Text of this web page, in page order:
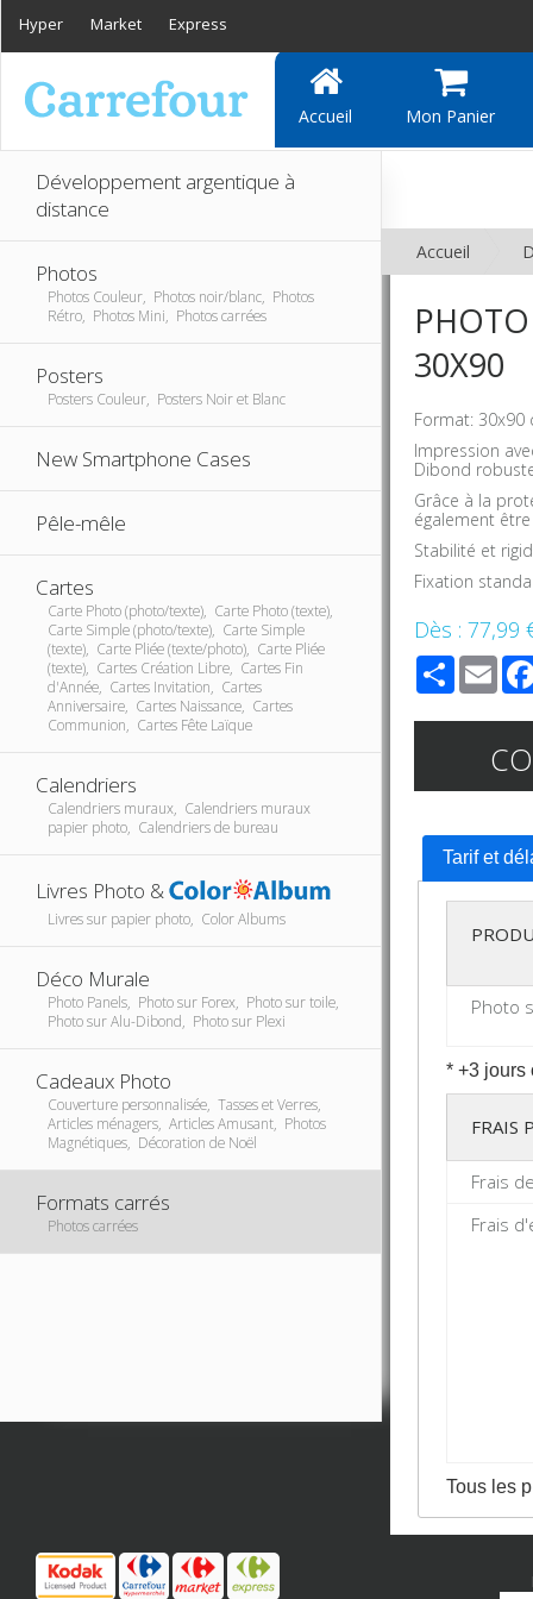
Hyper Market Express
Accueil Mon Panier
Développement argentique à
distance
Photos
Photos Couleur, Photos noir/blanc, Photos
Rétro, Photos Mini, Photos carrées
Posters
Posters Couleur, Posters Noir et Blanc
New Smartphone Cases
Pêle-mêle
Cartes
Carte Photo (photo/texte), Carte Photo (texte),
Carte Simple (photo/texte), Carte Simple
(texte), Carte Pliée (texte/photo), Carte Pliée
(texte), Cartes Création Libre, Cartes Fin
d'Année, Cartes Invitation, Cartes
Anniversaire, Cartes Naissance, Cartes
Communion, Cartes Fête Laïque
Calendriers
Calendriers muraux, Calendriers muraux
papier photo, Calendriers de bureau
Livres Photo &
Livres sur papier photo, Color Albums
Déco Murale
Photo Panels, Photo sur Forex, Photo sur toile,
Photo sur Alu-Dibond, Photo sur Plexi
Cadeaux Photo
Couverture personnalisée, Tasses et Verres,
Articles ménagers, Articles Amusant, Photos
Magnétiques, Décoration de Noël
Formats carrés
Photos carrées
Accueil
30X90
Format: 30x90
Impression
Dibond
Grâce à la
également
Stabilité et
Fixation
Dès :77,99
Share
Tarif et
Photo
* +3 jours
FRAIS
Frais
Frais
Tous les